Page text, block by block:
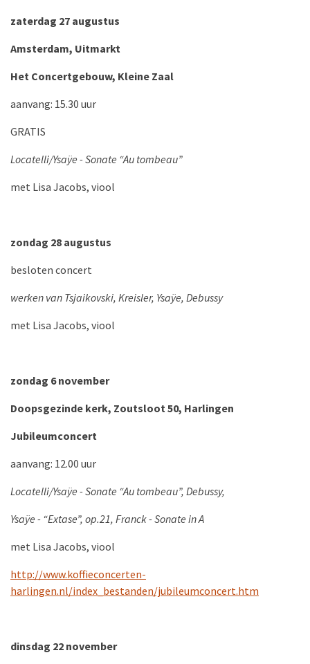
zaterdag 27 augustus
Amsterdam, Uitmarkt
Het Concertgebouw, Kleine Zaal
aanvang: 15.30 uur
GRATIS
Locatelli/Ysaÿe - Sonate “Au tombeau”
met Lisa Jacobs, viool
zondag 28 augustus
besloten concert
werken van Tsjaikovski, Kreisler, Ysaÿe, Debussy
met Lisa Jacobs, viool
zondag 6 november
Doopsgezinde kerk, Zoutsloot 50, Harlingen
Jubileumconcert
aanvang: 12.00 uur
Locatelli/Ysaÿe - Sonate “Au tombeau”, Debussy,
Ysaÿe - “Extase”, op.21, Franck - Sonate in A
met Lisa Jacobs, viool
http://www.koffieconcerten-
harlingen.nl/index_bestanden/jubileumconcert.htm
dinsdag 22 november